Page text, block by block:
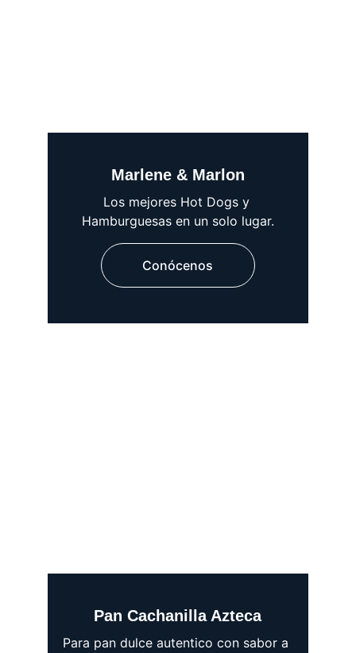
Marlene & Marlon
Los mejores Hot Dogs y
Hamburguesas en un solo lugar.
Pan Cachanilla Azteca
Para pan dulce autentico con sabor a
Conócenos